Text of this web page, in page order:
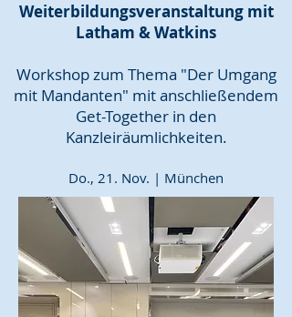
Weiterbildungsveranstaltung mit
Latham & Watkins
Workshop zum Thema "Der Umgang
mit Mandanten"​ ​ mit anschließendem
Get-Together in den
Kanzleiräumlichkeiten.
Do., 21. Nov. | München